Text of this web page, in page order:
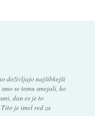
doživljajo najšibkejši
se temu smejali, ko
dan es je to
je imel red za